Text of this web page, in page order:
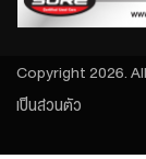
Copyright 2026.
เป็นส่วนตัว